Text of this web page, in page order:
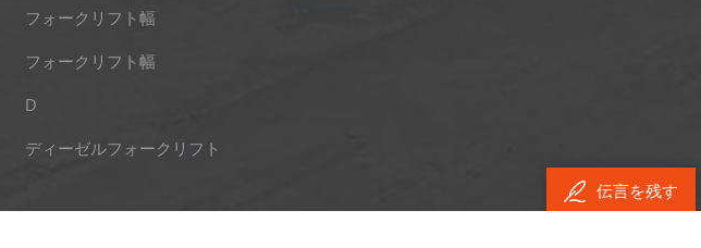
フォークリフト幅
フォークリフト幅
D
ディーゼルフォークリフト
伝言を残す